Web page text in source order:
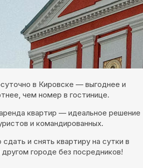
в Кировске — выгоднее и
чем номер в гостинице.
квартир — идеальное решение
и командированных.
и снять квартиру на сутки в
городе без посредников!